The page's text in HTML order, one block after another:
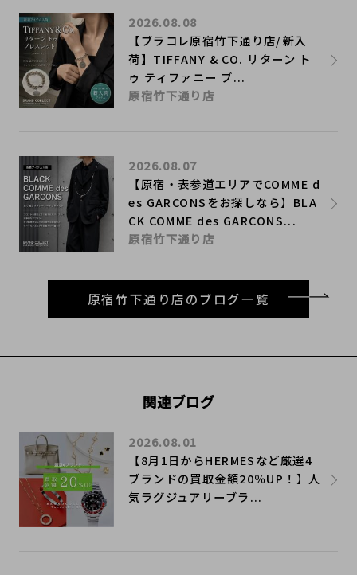
【ブラコレ原宿竹下通り店/新入
荷】TIFFANY & CO. リターン ト
ゥ ティファニー ブ...
2026.08.08
原宿竹下通り店
【原宿・表参道エリアでCOMME d
es GARCONSをお探しなら】BLA
CK COMME des GARCONS...
2026.08.07
原宿竹下通り店
原宿竹下通り店のブログ一覧
関連ブログ
【8月1日からHERMESなど厳選4
ブランドの買取金額20％UP！】人
気ラグジュアリーブラ...
2026.08.01